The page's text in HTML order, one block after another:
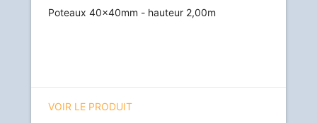
Poteaux 40x40mm - hauteur 2,00m
VOIR LE PRODUIT